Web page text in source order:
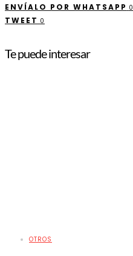
ENVÍALO POR WHATSAPP 0
TWEET 0
Te puede interesar
OTROS